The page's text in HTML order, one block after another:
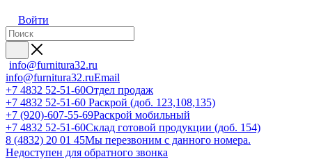
Войти
info@furnitura32.ru
info@furnitura32.ruEmail
+7 4832 52-51-60Отдел продаж
+7 4832 52-51-60 Раскрой (доб. 123,108,135)
+7 (920)-607-55-69Раскрой мобильный
+7 4832 52-51-60Склад готовой продукции (доб. 154)
8 (4832) 20 01 45Мы перезвоним с данного номера.
Недоступен для обратного звонка